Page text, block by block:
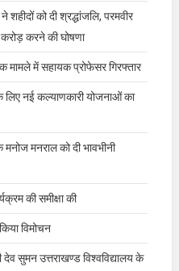
को दी श्रद्धांजलि, परमवीर
करने की घोषणा
मामले में सहायक प्रोफेसर गिरफ्तार
लिए नई कल्याणकारी योजनाओं का
मनराल को दी भावभीनी
की समीक्षा की
विमोचन
सुमन उत्तराखण्ड विश्वविद्यालय के